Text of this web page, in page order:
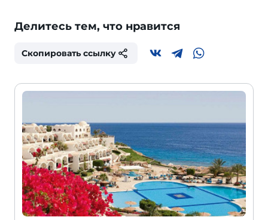
Делитесь тем, что нравится
Скопировать ссылку